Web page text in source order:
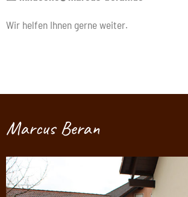
Wir helfen Ihnen gerne weiter.
Marcus Beran